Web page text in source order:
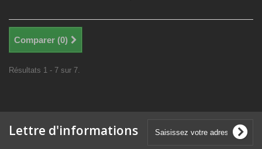
Comparer (0)
Résultats 1 - 7 sur 7.
Lettre d'informations